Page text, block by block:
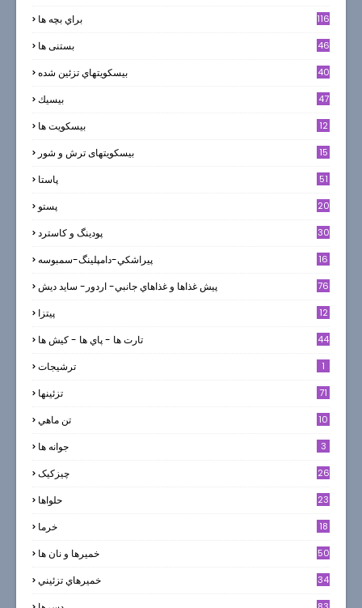
براي بچه ها 116
بستنی ها 46
بيسكويتهاي تزئين شده 40
بيسيك 47
بیسکویت ها
12
بیسکویتهای ترش و شور 15
پاستا 51
پستو 20
پودینگ و کاسترد 30
پيراشكي-دامپلينگ-سمبوسه 16
پيش غذاها و غذاهاي جانبي- اردور- سايد ديش 76
پیتزا 12
تارت ها - پاي ها - كيش ها 44
ترشيجات 1
تزئینها 71
تن ماهي 10
جوانه ها 3
چیزکیک 26
حلواها 23
خرما 18
خميرها و نان ها 50
خميرهاي تزئيني 34